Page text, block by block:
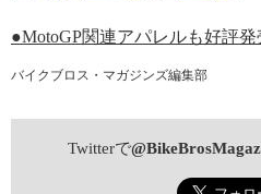
●MotoGP関連アパレルも好評発
バイクブロス・マガジンズ編集部
Twitterで